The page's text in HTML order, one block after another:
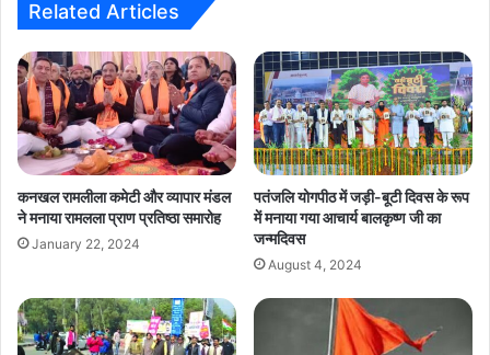
Related Articles
कनखल रामलीला कमेटी और व्यापार मंडल
ने मनाया रामलला प्राण प्रतिष्ठा समारोह
January 22, 2024
पतंजलि योगपीठ में जड़ी-बूटी दिवस के रूप
में मनाया गया आचार्य बालकृष्ण जी का
जन्मदिवस
August 4, 2024